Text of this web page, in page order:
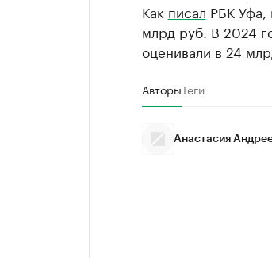
Как писал РБК Уфа,
млрд руб. В 2024
оценивали в 24
АвторыТеги
Анастасия